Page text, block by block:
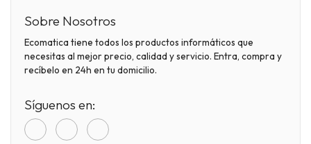
Sobre Nosotros
Ecomatica tiene todos los productos informáticos que
necesitas al mejor precio, calidad y servicio. Entra, compra y
recíbelo en 24h en tu domicilio.
Síguenos en: